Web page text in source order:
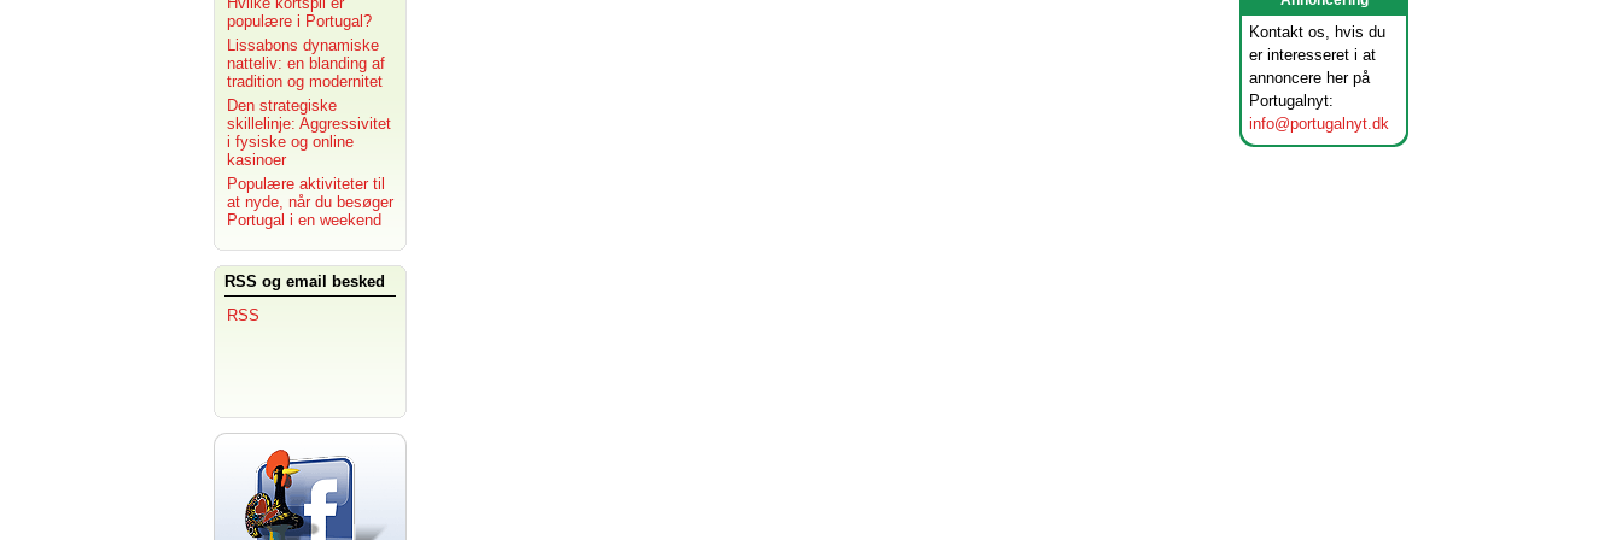
Kontakt os, hvis du
er interesseret i at
annoncere her på
Portugalnyt:
info@portugalnyt.dk
populære i Portugal?
Lissabons dynamiske
natteliv: en blanding af
tradition og modernitet
Den strategiske
skillelinje: Aggressivitet
i fysiske og online
kasinoer
Populære aktiviteter til
at nyde, når du besøger
Portugal i en weekend
RSS og email besked
RSS